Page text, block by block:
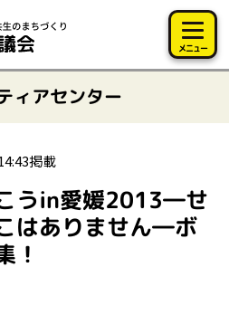
メニュー
ィアセンター
掲載
うin愛媛2013―せ
はありません―ボ
！